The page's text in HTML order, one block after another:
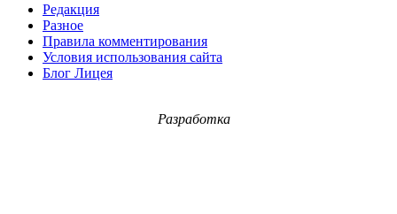
Редакция
Разное
Правила комментирования
Условия использования сайта
Блог Лицея
Разработка